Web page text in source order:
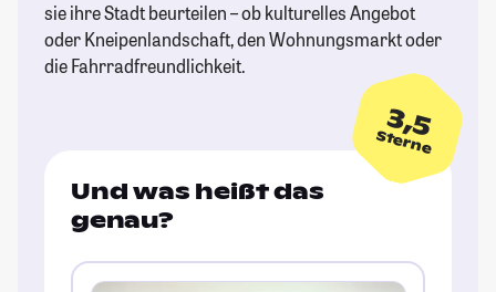
sie ihre Stadt beurteilen – ob kulturelles Angebot
oder Kneipenlandschaft, den Wohnungsmarkt oder
die Fahrradfreundlichkeit.
3,5
Sterne
Und was heißt das
genau?